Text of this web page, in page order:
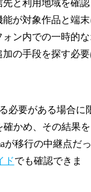
と利用地域を確
が対象作品と端
ン内での一時的
の手段を探す必
必要がある場合に
確かめ、その結果を
が移行の中継点だっ
ドでも確認できま